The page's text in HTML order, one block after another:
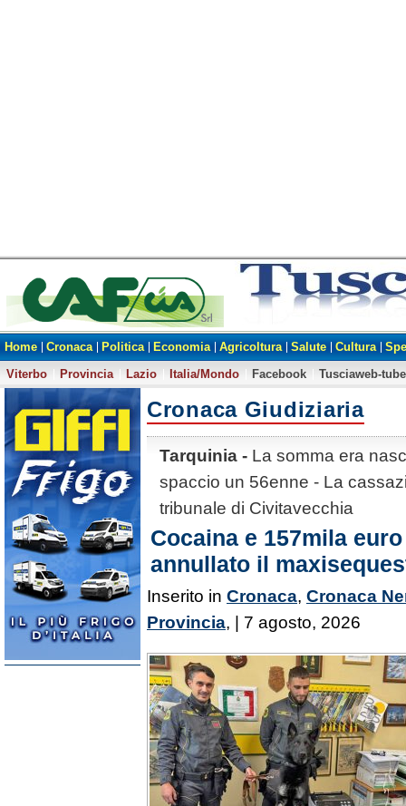
Home Cronaca Politica Economia Agricoltura Salute Cultura
Viterbo
Provincia Lazio Italia/Mondo Facebook Tusciaweb-tube
Cronaca Giudiziaria
Tarquinia - La somma era
spaccio un 56enne - La
tribunale di Civitavecchia
Cocaina e 157mila
annullato il
Inserito in Cronaca, Cronaca
Provincia, | 7 agosto, 2026